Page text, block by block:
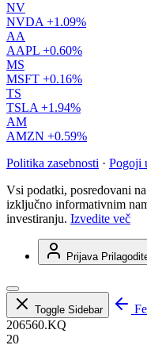
NV
NVDA +1.09%
AA
AAPL +0.60%
MS
MSFT +0.16%
TS
TSLA +1.94%
AM
AMZN +0.59%
Politika zasebnosti · Pogoji
Vsi podatki, posredovani
izključno informativnim
investiranju. Izvedite več
Prijava
Toggle Sidebar
206560.KQ
20